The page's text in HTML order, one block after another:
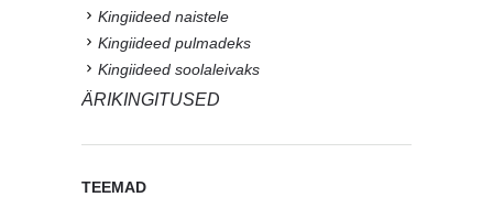
Kingiideed naistele
Kingiideed pulmadeks
Kingiideed soolaleivaks
ÄRIKINGITUSED
TEEMAD